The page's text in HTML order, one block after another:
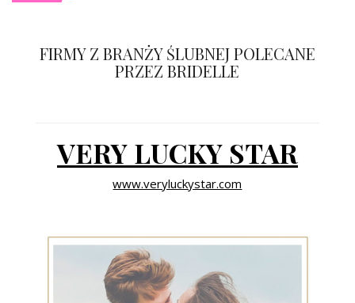
ARCHIWUM
FIRMY Z BRANŻY ŚLUBNEJ POLECANE
PRZEZ BRIDELLE
VERY LUCKY STAR
www.veryluckystar.com